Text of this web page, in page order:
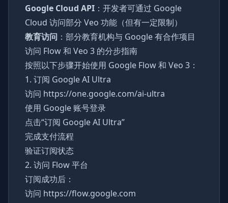
Google Cloud API ：开发者可通过 Google
Cloud 访问部分 Veo 功能（但有一定限制）
教育访问 ：部分教育机构与 Google 有合作项目
访问 Flow 和 Veo 3 的分步指南
按照以下步骤开始使用 Google Flow 和 Veo 3：
1. 订阅 Google AI Ultra
访问 https://one.google.com/ai-ultra
使用 Google 账号登录
点击“订阅 Google AI Ultra”
完成支付流程
验证订阅状态
2. 访问 Flow 平台
订阅成功后：
访问 https://flow.google.com